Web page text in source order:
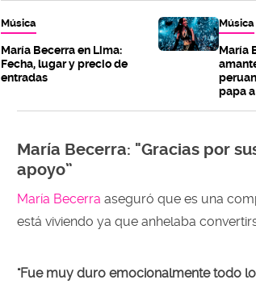
Música
María Becerra en Lima:
Fecha, lugar y precio de
entradas
Música
María
papa
María Becerra: "Gracias por
apoyo”
María Becerra aseguró que es una
está viviendo ya que anhelaba
"Fue muy duro emocionalmente todo